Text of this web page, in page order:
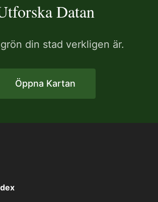
Datan
din stad verkligen är.
Öppna Kartan